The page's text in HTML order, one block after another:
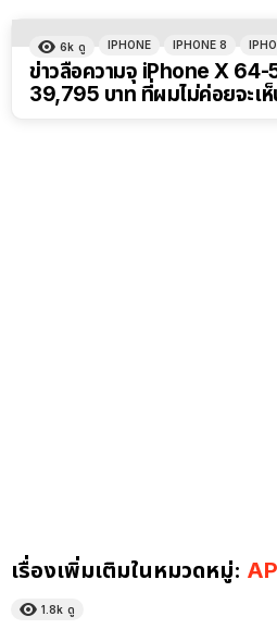
6k ดู IPHONE IPHONE 8
ข่าวลือความจุ iPhone X 64-
39,795 บาท ที่ผมไม่ค่อยจะเห็
เรื่องเพิ่มเติมในหมวดหมู่:
1.8k ดู